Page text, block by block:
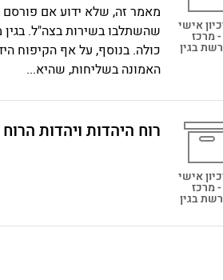
אישי
- מרכז
בגין
מאמר זה, שלא ידוע אם פורסם
שהשתלבו בשירות בצה"ל.
כולה. בנוסף, על אף הקיפוח
האמונה בשליחות, שהיא...
אישי
- מרכז
בגין
רוח היהדות ויהדות הרוח